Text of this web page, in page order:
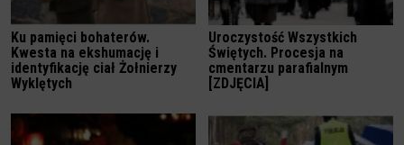
Ku pamięci bohaterów.
Kwesta na ekshumację i
identyfikację ciał Żołnierzy
Wyklętych
Uroczystość Wszystkich
Świętych. Procesja na
cmentarzu parafialnym
[ZDJĘCIA]